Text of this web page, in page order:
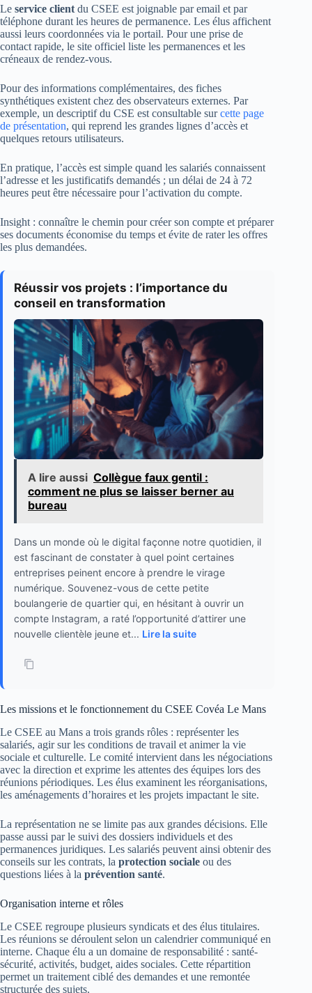
Le service client du CSEE est joignable par email et par
téléphone durant les heures de permanence. Les élus affichent
aussi leurs coordonnées via le portail. Pour une prise de
contact rapide, le site officiel liste les permanences et les
créneaux de rendez-vous.
Pour des informations complémentaires, des fiches
synthétiques existent chez des observateurs externes. Par
exemple, un descriptif du CSE est consultable surcette page
de présentation, qui reprend les grandes lignes d’accès et
quelques retours utilisateurs.
En pratique, l’accès est simple quand les salariés connaissent
l’adresse et les justificatifs demandés ; un délai de 24 à 72
heures peut être nécessaire pour l’activation du compte.
Insight : connaître le chemin pour créer son compte et préparer
ses documents économise du temps et évite de rater les offres
les plus demandées.
Réussir vos projets : l’importance du
conseil en transformation
A lire aussi Collègue faux gentil :
comment ne plus se laisser berner au
bureau
Dans un monde où le digital façonne notre quotidien, il
est fascinant de constater à quel point certaines
entreprises peinent encore à prendre le virage
numérique. Souvenez-vous de cette petite
boulangerie de quartier qui, en hésitant à ouvrir un
compte Instagram, a raté l’opportunité d’attirer une
nouvelle clientèle jeune et... Lire la suite
Les missions et le fonctionnement du CSEE Covéa Le Mans
Le CSEE au Mans a trois grands rôles : représenter les
salariés, agir sur les conditions de travail et animer la vie
sociale et culturelle. Le comité intervient dans les négociations
avec la direction et exprime les attentes des équipes lors des
réunions périodiques. Les élus examinent les réorganisations,
les aménagements d’horaires et les projets impactant le site.
La représentation ne se limite pas aux grandes décisions. Elle
passe aussi par le suivi des dossiers individuels et des
permanences juridiques. Les salariés peuvent ainsi obtenir des
conseils sur les contrats, la protection sociale ou des
questions liées à la prévention santé.
Organisation interne et rôles
Le CSEE regroupe plusieurs syndicats et des élus titulaires.
Les réunions se déroulent selon un calendrier communiqué en
interne. Chaque élu a un domaine de responsabilité : santé-
sécurité, activités, budget, aides sociales. Cette répartition
permet un traitement ciblé des demandes et une remontée
structurée des sujets.